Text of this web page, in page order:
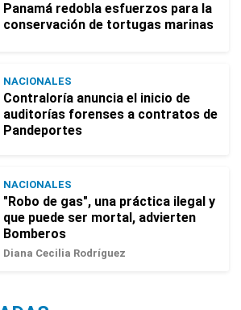
Panamá redobla esfuerzos para la
conservación de tortugas marinas
NACIONALES
Contraloría anuncia el inicio de
auditorías forenses a contratos de
Pandeportes
NACIONALES
"Robo de gas", una práctica ilegal y
que puede ser mortal, advierten
Bomberos
Diana Cecilia Rodríguez